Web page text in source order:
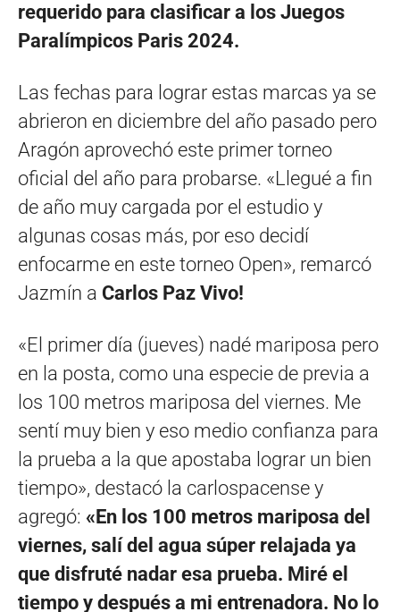
requerido para clasificar a los Juegos
Paralímpicos Paris 2024.
Las fechas para lograr estas marcas ya se
abrieron en diciembre del año pasado pero
Aragón aprovechó este primer torneo
oficial del año para probarse. «Llegué a fin
de año muy cargada por el estudio y
algunas cosas más, por eso decidí
enfocarme en este torneo Open», remarcó
Jazmín a Carlos Paz Vivo!
«El primer día (jueves) nadé mariposa pero
en la posta, como una especie de previa a
los 100 metros mariposa del viernes. Me
sentí muy bien y eso medio confianza para
la prueba a la que apostaba lograr un bien
tiempo», destacó la carlospacense y
agregó: «En los 100 metros mariposa del
viernes, salí del agua súper relajada ya
que disfruté nadar esa prueba. Miré el
tiempo y después a mi entrenadora. No lo